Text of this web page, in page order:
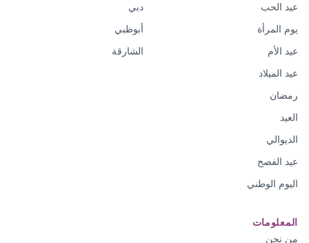
عيد الحب
يوم المرأة
عيد الأم
عيد الميلاد
رمضان
العيد
الديوالي
عيد الفصح
اليوم الوطني
دبي
أبوظبي
الشارقة
المعلومات
من نحن